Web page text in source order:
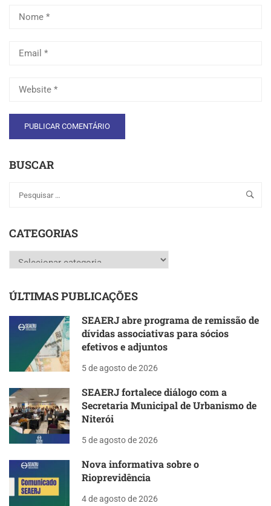
BUSCAR
CATEGORIAS
Categorias
ÚLTIMAS PUBLICAÇÕES
SEAERJ abre programa de remissão de
dívidas associativas para sócios
efetivos e adjuntos
5 de agosto de 2026
SEAERJ fortalece diálogo com a
Secretaria Municipal de Urbanismo de
Niterói
5 de agosto de 2026
Nova informativa sobre o
Rioprevidência
4 de agosto de 2026